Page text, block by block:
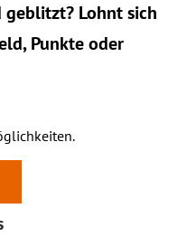
Lohnt sich
Punkte oder